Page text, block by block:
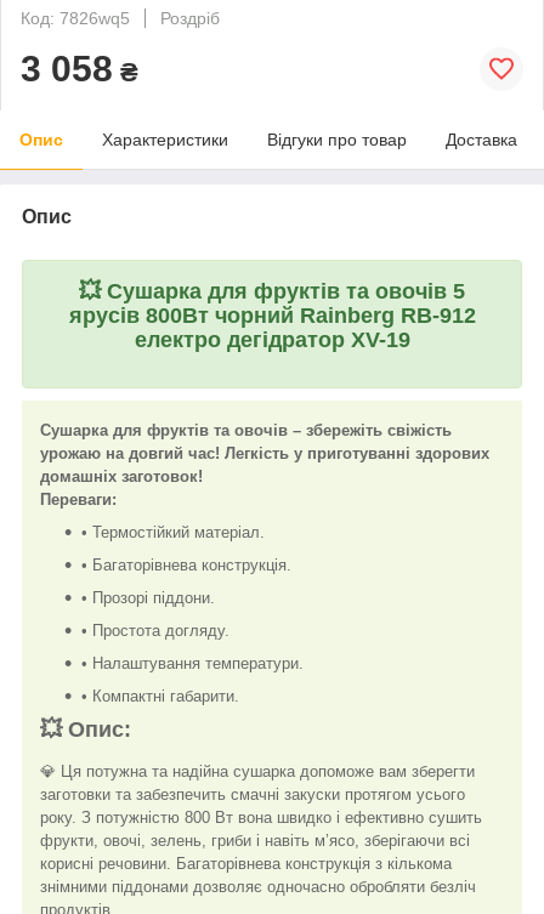
Код: 7826wq5
Роздріб
3 058 ₴
Опис Характеристики Відгуки про товар Доставка
Опис
💥 Сушарка для фруктів та овочів 5
ярусів 800Вт чорний Rainberg RB-912
електро дегідратор XV-19
Сушарка для фруктів та овочів – збережіть свіжість
урожаю на довгий час! Легкість у приготуванні здорових
домашніх заготовок!
Переваги:
• Термостійкий матеріал.
• Багаторівнева конструкція.
• Прозорі піддони.
• Простота догляду.
• Налаштування температури.
• Компактні габарити.
💥 Опис:
💎 Ця потужна та надійна сушарка допоможе вам зберегти
заготовки та забезпечить смачні закуски протягом усього
року. З потужністю 800 Вт вона швидко і ефективно сушить
фрукти, овочі, зелень, гриби і навіть м’ясо, зберігаючи всі
корисні речовини. Багаторівнева конструкція з кількома
знімними піддонами дозволяє одночасно обробляти безліч
продуктів.